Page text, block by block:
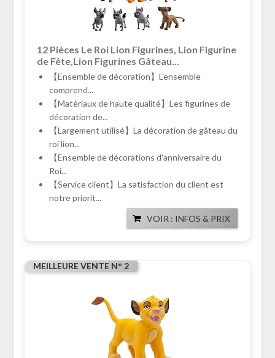
12 Pièces Le Roi Lion Figurines, Lion Figurine
de Fête,Lion Figurines Gâteau...
【Ensemble de décoration】L'ensemble
comprend...
【Matériaux de haute qualité】Les figurines de
décoration de...
【Largement utilisé】La décoration de gâteau du
roi lion...
【Ensemble de décorations d'anniversaire du
Roi...
【Service client】La satisfaction du client est
notre priorit...
VOIR : INFOS & PRIX
MEILLEURE VENTE N° 2